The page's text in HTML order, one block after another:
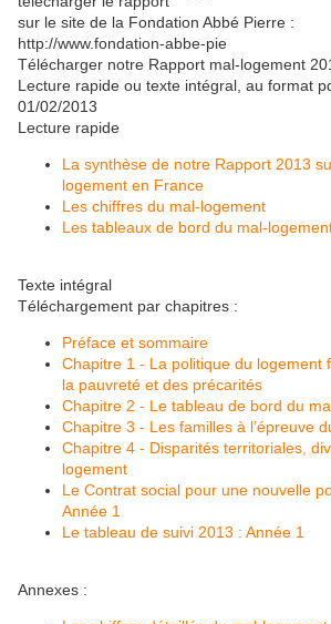
sur le site de la Fondation Abbé Pierre :
http://www.fondation-abbe-pie
Télécharger notre Rapport mal-logement
Lecture rapide ou texte intégral, au format
01/02/2013
Lecture rapide
La synthèse de notre Rapport 2013
logement en France
Les chiffres du mal-logement
Les tableaux de bord du mal-
Texte intégral
Téléchargement par chapitres :
Préface et sommaire
Chapitre 1 - La politique du logement
la pauvreté et des précarités
Chapitre 2 - Le tableau de bord du
Chapitre 3 - Les familles à l’épreuve
Chapitre 4 - Disparités territoriales,
logement
Le Contrat social pour une nouvelle
Année 1
Le tableau de suivi 2013 : Année 1
Annexes :